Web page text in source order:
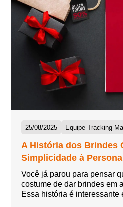
25/08/2025 Equipe Tracking
A História dos Brindes
Simplicidade à
Você já parou para pensar
costume de dar brindes em
Essa história é